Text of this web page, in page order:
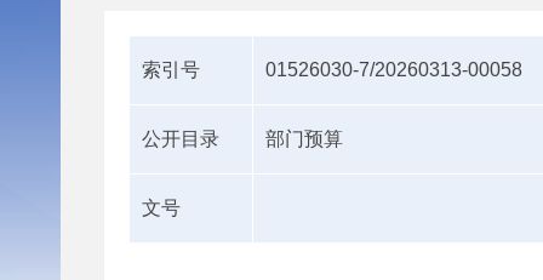
索引号 01526030-7/20260313-00058
公开目录 部门预算
文号